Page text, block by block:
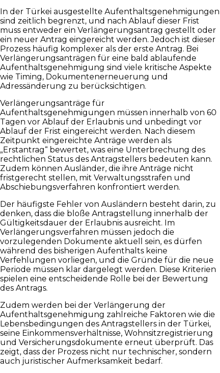
In der Türkei ausgestellte Aufenthaltsgenehmigungen
sind zeitlich begrenzt, und nach Ablauf dieser Frist
muss entweder ein Verlängerungsantrag gestellt oder
ein neuer Antrag eingereicht werden. Jedoch ist dieser
Prozess häufig komplexer als der erste Antrag. Bei
Verlängerungsanträgen für eine bald ablaufende
Aufenthaltsgenehmigung sind viele kritische Aspekte
wie Timing, Dokumentenerneuerung und
Adressänderung zu berücksichtigen.
Verlängerungsanträge für
Aufenthaltsgenehmigungen müssen innerhalb von 60
Tagen vor Ablauf der Erlaubnis und unbedingt vor
Ablauf der Frist eingereicht werden. Nach diesem
Zeitpunkt eingereichte Anträge werden als
„Erstantrag“ bewertet, was eine Unterbrechung des
rechtlichen Status des Antragstellers bedeuten kann.
Zudem können Ausländer, die ihre Anträge nicht
fristgerecht stellen, mit Verwaltungsstrafen und
Abschiebungsverfahren konfrontiert werden.
Der häufigste Fehler von Ausländern besteht darin, zu
denken, dass die bloße Antragstellung innerhalb der
Gültigkeitsdauer der Erlaubnis ausreicht. Im
Verlängerungsverfahren müssen jedoch die
vorzulegenden Dokumente aktuell sein, es dürfen
während des bisherigen Aufenthalts keine
Verfehlungen vorliegen, und die Gründe für die neue
Periode müssen klar dargelegt werden. Diese Kriterien
spielen eine entscheidende Rolle bei der Bewertung
des Antrags.
Zudem werden bei der Verlängerung der
Aufenthaltsgenehmigung zahlreiche Faktoren wie die
Lebensbedingungen des Antragstellers in der Türkei,
seine Einkommensverhältnisse, Wohnsitzregistrierung
und Versicherungsdokumente erneut überprüft. Das
zeigt, dass der Prozess nicht nur technischer, sondern
auch juristischer Aufmerksamkeit bedarf.